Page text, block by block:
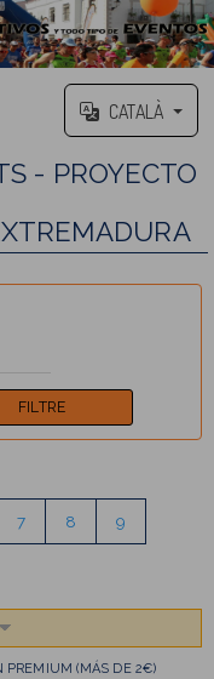
CATALÀ
- PROYECTO
7 8 9
PREMIUM (MÁS DE 2€)